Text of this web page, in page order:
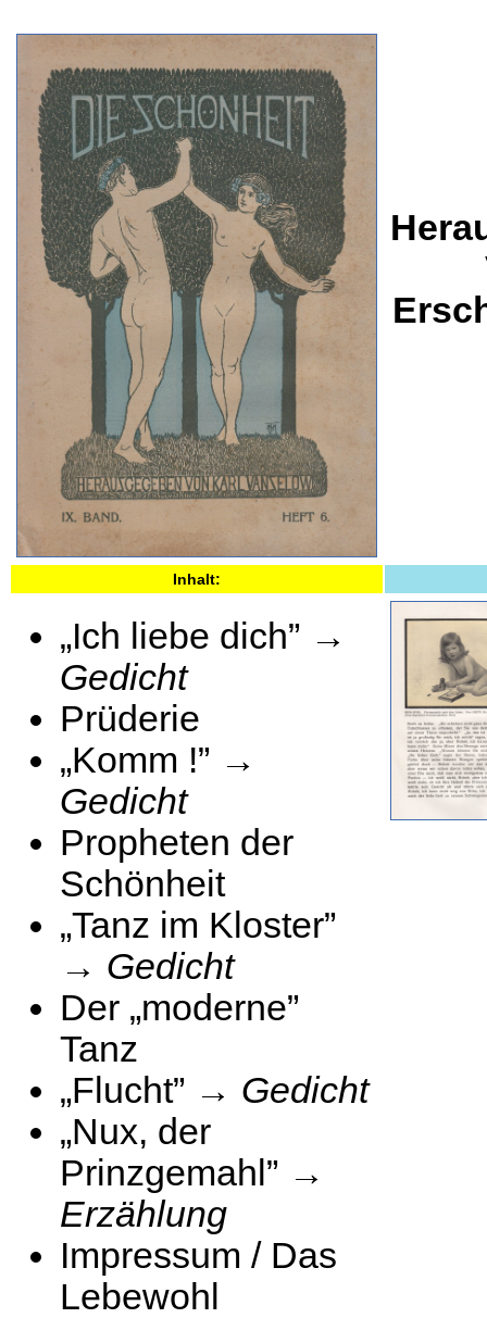
Inhalt:
„Ich liebe dich” →
Gedicht
Prüderie
„Komm !” →
Gedicht
Propheten der
Schönheit
„Tanz im Kloster”
→ Gedicht
Der „moderne”
Tanz
„Flucht” → Gedicht
„Nux, der
Prinzgemahl” →
Erzählung
Impressum / Das
Lebewohl